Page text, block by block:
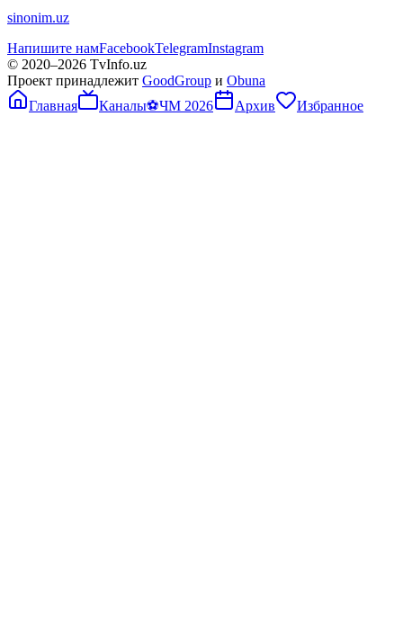
sinonim.uz
Напишите намFacebookTelegramInstagram
© 2020–2026 TvInfo.uz
Проект принадлежит GoodGroup и Obuna
Главная
Каналы⚽ЧМ 2026 Архив Избранное